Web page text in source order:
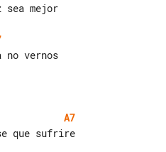
mejor
A7
que sufrire